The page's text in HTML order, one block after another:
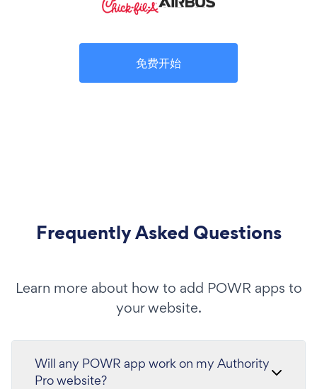
免费开始
Frequently Asked Questions
Learn more about how to add POWR apps to
your website.
Will any POWR app work on my Authority
Pro website?